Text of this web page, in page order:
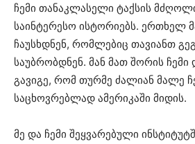
ჩემი თანაკლასელი ტაქსის
საინტერესო ისტორიებს. ერთხელ
ჩაუსხდნენ, რომლებიც თავიანთ
საუბრობდნენ. მან მათ შორის ჩემი
გავიგე, რომ თურმე ძალიან მალე
საცხოვრებლად ამერიკაში მიდის.
მე და ჩემი შეყვარებული